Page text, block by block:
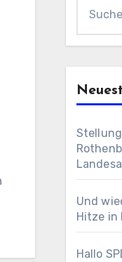
nach:
Und
Hitze in
Hallo